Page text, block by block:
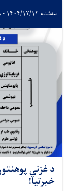
سه‌شنبه ۱۴۰۴/۱۲/۱۲ - ۱۴:۱۶
د غزني
خبرتیا!